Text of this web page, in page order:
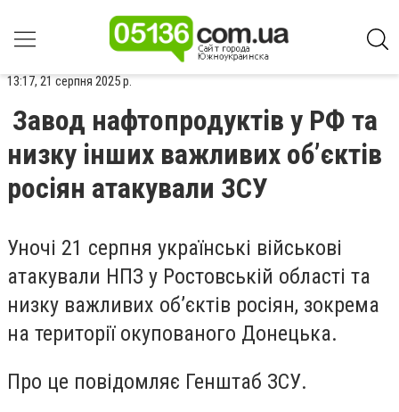
13:17, 21 серпня 2025 р.
Завод нафтопродуктів у РФ та
низку інших важливих об’єктів
росіян атакували ЗСУ
Уночі 21 серпня українські військові
атакували НПЗ у Ростовській області та
низку важливих об’єктів росіян, зокрема
на території окупованого Донецька.
Про це повідомляє Генштаб ЗСУ.